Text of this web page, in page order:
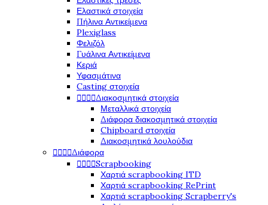
Ελαστικά στοιχεία
Πήλινα Αντικείμενα
Plexiglass
Φελιζόλ
Γυάλινα Αντικείμενα
Κεριά
Υφασμάτινα
Casting στοιχεία
Διακοσμητικά στοιχεία
Μεταλλικά στοιχεία
Διάφορα διακοσμητικά στοιχεία
Chipboard στοιχεία
Διακοσμητικά λουλούδια
Διάφορα
Scrapbooking
Χαρτιά scrapbooking ITD
Χαρτιά scrapbooking RePrint
Χαρτιά scrapbooking Scrapberry's